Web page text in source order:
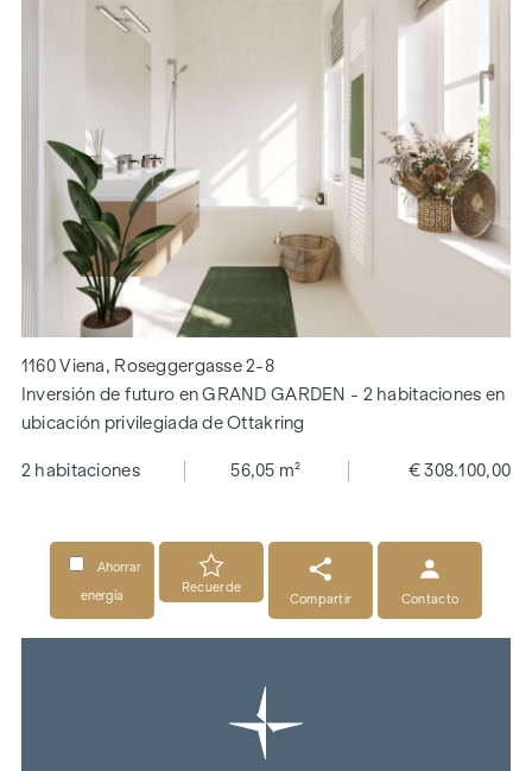
1160 Viena, Roseggergasse 2-8
Inversión de futuro en GRAND GARDEN - 2 habitaciones en
ubicación privilegiada de Ottakring
2 habitaciones 56,05 m² € 308.100,00
Ahorrar
energía
Recuerde
Compartir
Contacto